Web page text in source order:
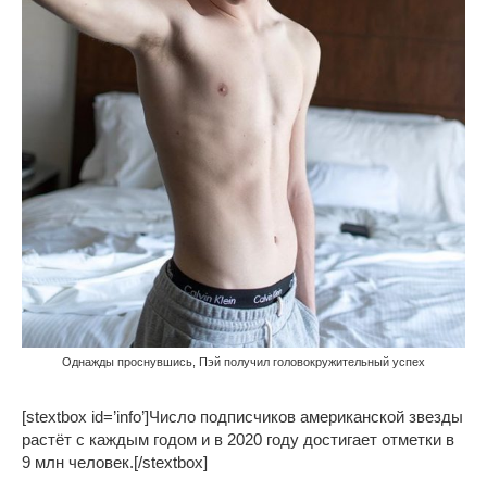
Однажды проснувшись, Пэй получил головокружительный успех
[stextbox id=’info’]Число подписчиков американской звезды
растёт с каждым годом и в 2020 году достигает отметки в
9 млн человек.[/stextbox]